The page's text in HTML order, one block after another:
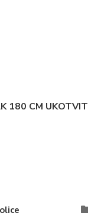
180 CM UKOTVIT